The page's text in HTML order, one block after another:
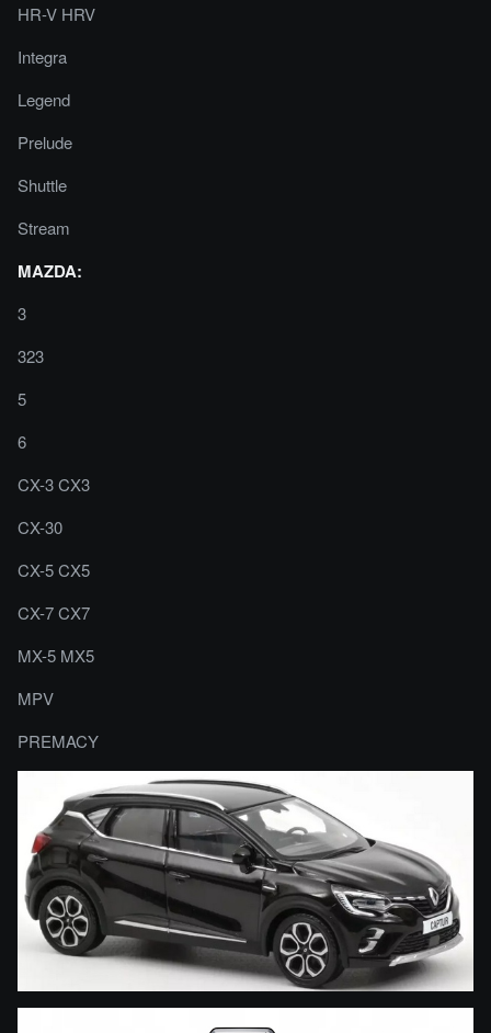
HR-V HRV
Integra
Legend
Prelude
Shuttle
Stream
MAZDA:
3
323
5
6
CX-3 CX3
CX-30
CX-5 CX5
CX-7 CX7
MX-5 MX5
MPV
PREMACY